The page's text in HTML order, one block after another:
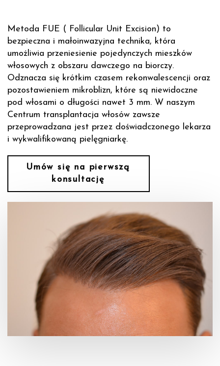
Metoda FUE ( Follicular Unit Excision) to
bezpieczna i małoinwazyjna technika, która
umożliwia przeniesienie pojedynczych mieszków
włosowych z obszaru dawczego na biorczy.
Odznacza się krótkim czasem rekonwalescencji oraz
pozostawieniem mikroblizn, które są niewidoczne
pod włosami o długości nawet 3 mm. W naszym
Centrum transplantacja włosów zawsze
przeprowadzana jest przez doświadczonego lekarza
i wykwalifikowaną pielęgniarkę.
Umów się na pierwszą
konsultację